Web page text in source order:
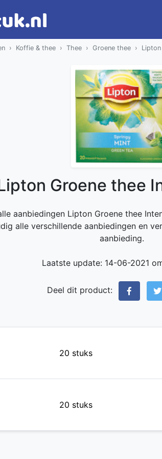
Koffie & thee Thee Groene thee
Groene thee
aanbiedingen Lipton Groene thee
alle verschillende aanbiedingen en
aanbieding.
Laatste update: 14-06-2021
Deel dit product:
20 stuks
20 stuks